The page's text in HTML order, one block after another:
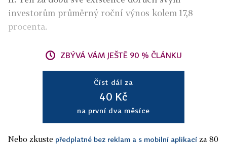
investorům průměrný roční výnos kolem 17,8
procenta.
ZBÝVÁ VÁM JEŠTĚ 90 % ČLÁNKU
Číst dál za
40 Kč
na první dva měsíce
Nebo zkuste předplatné bez reklam a s mobilní aplikací za 80